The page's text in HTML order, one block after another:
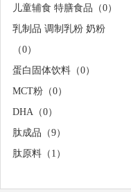
儿童辅食 特膳食品（0）
乳制品 调制乳粉 奶粉
（0）
蛋白固体饮料（0）
MCT粉（0）
DHA（0）
肽成品（9）
肽原料（1）